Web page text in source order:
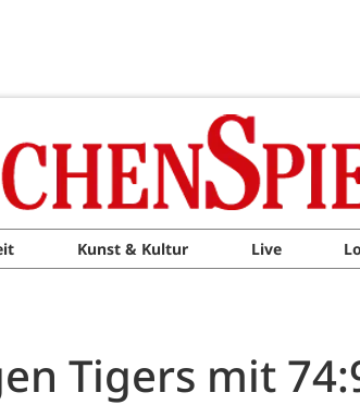
Kunst & Kultur Live
Tigers mit